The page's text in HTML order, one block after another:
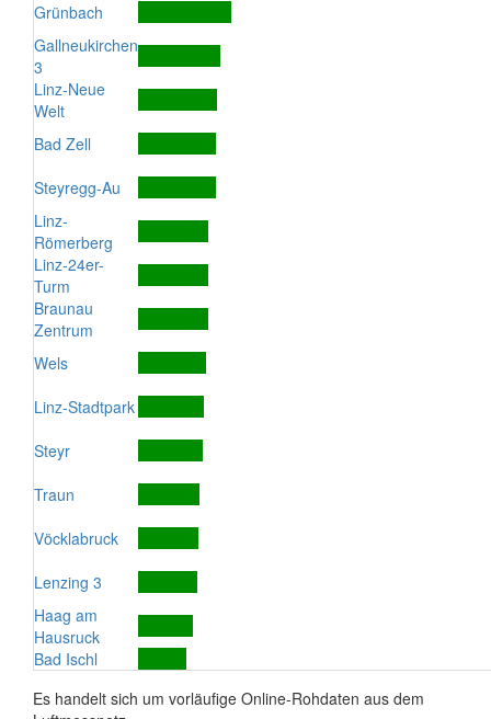
Grünbach
Gallneukirchen
3
Linz-Neue
Welt
Bad Zell
Steyregg-Au
Linz-
Römerberg
Linz-24er-
Turm
Braunau
Zentrum
Wels
Linz-Stadtpark
Steyr
Traun
Vöcklabruck
Lenzing 3
Haag am
Hausruck
Bad Ischl
Es handelt sich um vorläufige Online-Rohdaten aus dem